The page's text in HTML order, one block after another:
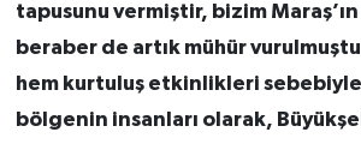
tapusunu vermiştir, bizim
beraber de artık mühür
hem kurtuluş etkinlikleri
bölgenin insanları olarak,